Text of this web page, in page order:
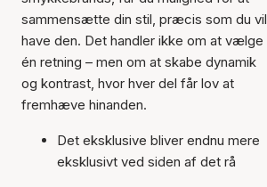
sammensætte din stil, præcis som du vil
have den. Det handler ikke om at vælge
én retning – men om at skabe dynamik
og kontrast, hvor hver del får lov at
fremhæve hinanden.
Det eksklusive bliver endnu mere
eksklusivt ved siden af det rå